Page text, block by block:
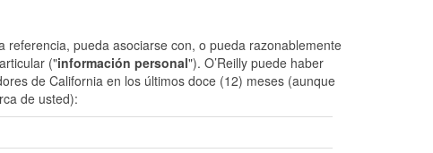
pueda asociarse con, o pueda razonablemente
("información personal"). O’Reilly puede haber
de California en los últimos doce (12) meses (aunque
de usted):